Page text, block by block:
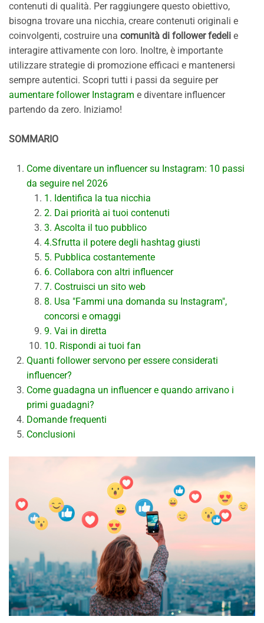
contenuti di qualità. Per raggiungere questo obiettivo,
bisogna trovare una nicchia, creare contenuti originali e
coinvolgenti, costruire una comunità di follower fedeli e
interagire attivamente con loro. Inoltre, è importante
utilizzare strategie di promozione efficaci e mantenersi
sempre autentici. Scopri tutti i passi da seguire per
aumentare follower Instagram e diventare influencer
partendo da zero. Iniziamo!
SOMMARIO
Come diventare un influencer su Instagram: 10 passi
da seguire nel 2026
1. Identifica la tua nicchia
2. Dai priorità ai tuoi contenuti
3. Ascolta il tuo pubblico
4.Sfrutta il potere degli hashtag giusti
5. Pubblica costantemente
6. Collabora con altri influencer
7. Costruisci un sito web
8. Usa "Fammi una domanda su Instagram",
concorsi e omaggi
9. Vai in diretta
10. Rispondi ai tuoi fan
Quanti follower servono per essere considerati
influencer?
Come guadagna un influencer e quando arrivano i
primi guadagni?
Domande frequenti
Conclusioni